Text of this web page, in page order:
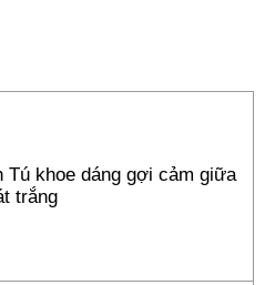
Tú khoe dáng gợi cảm giữa
trắng